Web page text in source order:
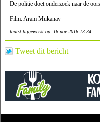
De politie doet onderzoek naar de
Film: Aram Mukanay
laatst bijgewerkt op: 16 nov 2016 13:34
Tweet dit bericht